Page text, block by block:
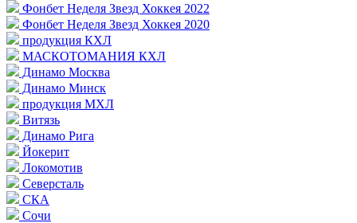
Фонбет Неделя Звезд Хоккея 2022
Фонбет Неделя Звезд Хоккея 2020
продукция КХЛ
МАСКОТОМАНИЯ КХЛ
Динамо Москва
Динамо Минск
продукция МХЛ
Витязь
Динамо Рига
Йокерит
Локомотив
Северсталь
СКА
Сочи